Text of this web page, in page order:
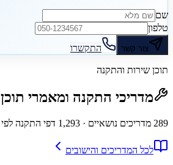
שם
טלפון
צור קשר התקשרו
תוכן שירות והתקנה
מדריכי התקנה ומאמרי תוכן
289 מדריכים נושאיים · 1,293 דפי התקנה לפי ישוב
לכל המדריכים והישובים